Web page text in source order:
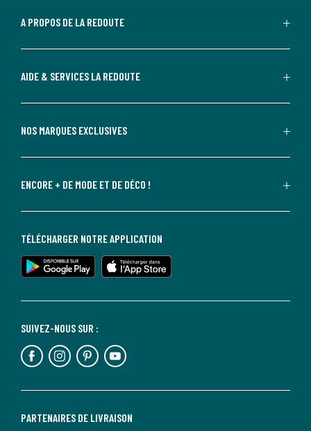
A PROPOS DE LA REDOUTE
AIDE & SERVICES LA REDOUTE
NOS MARQUES EXCLUSIVES
ENCORE + DE MODE ET DE DÉCO !
PARTENAIRES DE LIVRAISON
SUIVEZ-NOUS SUR :
TÉLÉCHARGER NOTRE APPLICATION